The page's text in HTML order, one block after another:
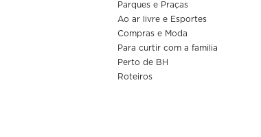
Parques e Praças
Ao ar livre e Esportes
Compras e Moda
Para curtir com a familia
Perto de BH
Roteiros